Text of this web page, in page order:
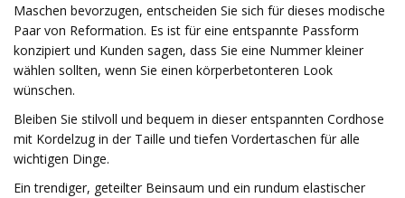
Maschen bevorzugen, entscheiden Sie sich für dieses modische
Paar von Reformation. Es ist für eine entspannte Passform
konzipiert und Kunden sagen, dass Sie eine Nummer kleiner
wählen sollten, wenn Sie einen körperbetonteren Look
wünschen.
Bleiben Sie stilvoll und bequem in dieser entspannten Cordhose
mit Kordelzug in der Taille und tiefen Vordertaschen für alle
wichtigen Dinge.
Ein trendiger, geteilter Beinsaum und ein rundum elastischer